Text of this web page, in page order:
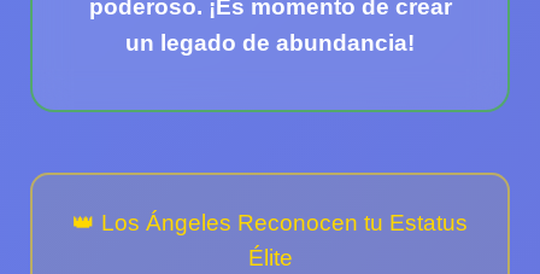
poderoso. ¡Es momento de crear
un legado de abundancia!
👑 Los Ángeles Reconocen tu Estatus
Élite